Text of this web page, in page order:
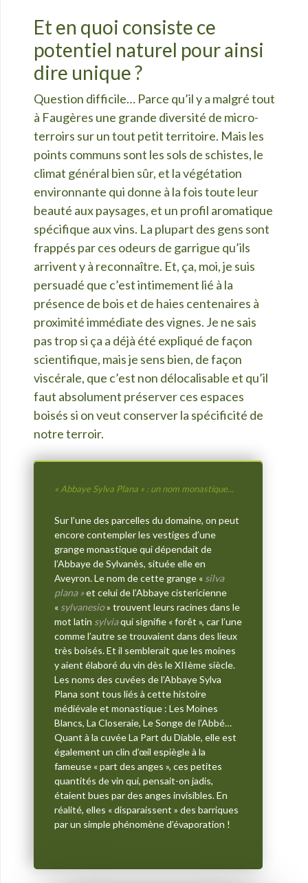
Et en quoi consiste ce
potentiel naturel pour ainsi
dire unique ?
Question difficile… Parce qu’il y a malgré tout
à Faugères une grande diversité de micro-
terroirs sur un tout petit territoire. Mais les
points communs sont les sols de schistes, le
climat général bien sûr, et la végétation
environnante qui donne à la fois toute leur
beauté aux paysages, et un profil aromatique
spécifique aux vins. La plupart des gens sont
frappés par ces odeurs de garrigue qu’ils
arrivent y à reconnaître. Et, ça, moi, je suis
persuadé que c’est intimement lié à la
présence de bois et de haies centenaires à
proximité immédiate des vignes. Je ne sais
pas trop si ça a déjà été expliqué de façon
scientifique, mais je sens bien, de façon
viscérale, que c’est non délocalisable et qu’il
faut absolument préserver ces espaces
boisés si on veut conserver la spécificité de
notre terroir.
« Abbaye Sylva Plana » : un nom monastique...
Sur l’une des parcelles du domaine, on peut
encore contempler les vestiges d’une
grange monastique qui dépendait de
l’Abbaye de Sylvanès, située elle en
Aveyron. Le nom de cette grange « silva
plana »et celui de l’Abbaye cistericienne
« sylvanesio» trouvent leurs racines dans le
mot latin sylviaqui signifie « forêt », car l’une
comme l’autre se trouvaient dans des lieux
très boisés. Et il semblerait que les moines
y aient élaboré du vin dès le XIIème siècle.
Les noms des cuvées de l’Abbaye Sylva
Plana sont tous liés à cette histoire
médiévale et monastique : Les Moines
Blancs, La Closeraie, Le Songe de l’Abbé…
Quant à la cuvée La Part du Diable, elle est
également un clin d’œil espiègle à la
fameuse « part des anges », ces petites
quantités de vin qui, pensait-on jadis,
étaient bues par des anges invisibles. En
réalité, elles « disparaissent » des barriques
par un simple phénomène d’évaporation !